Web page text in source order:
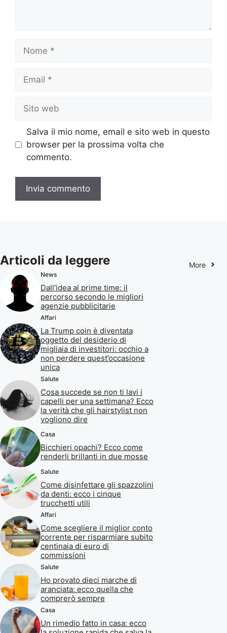
Nome
Email
Sito
web
Salva il mio nome, email e sito web in questo
browser per la prossima volta che
commento.
Articoli da leggere More
News
Dall’idea al prime time: il
percorso secondo le migliori
agenzie pubblicitarie
Affari
La Trump coin è diventata
oggetto del desiderio di
migliaia di investitori: occhio a
non perdere quest’occasione
unica
Salute
Cosa succede se non ti lavi i
capelli per una settimana? Ecco
la verità che gli hairstylist non
vogliono dire
Casa
Bicchieri opachi? Ecco come
renderli brillanti in due mosse
Salute
Come disinfettare gli spazzolini
da denti: ecco i cinque
trucchetti utili
Affari
Come scegliere il miglior conto
corrente per risparmiare subito
centinaia di euro di
commissioni
Salute
Ho provato dieci marche di
aranciata: ecco quella che
comprerò sempre
Casa
Un rimedio fatto in casa: ecco